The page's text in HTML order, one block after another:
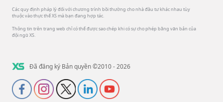
Các quy định pháp lý đối với chương trình bồi thường cho nhà đầu tư khác nhau tùy
thuộc vào thực thể XS mà bạn đang hợp tác.
Thông tin trên trang web chỉ có thể được sao chép khi có sự cho phép bằng văn bản của
đội ngũ XS.
Đã đăng ký Bản quyền ©2010 - 2026